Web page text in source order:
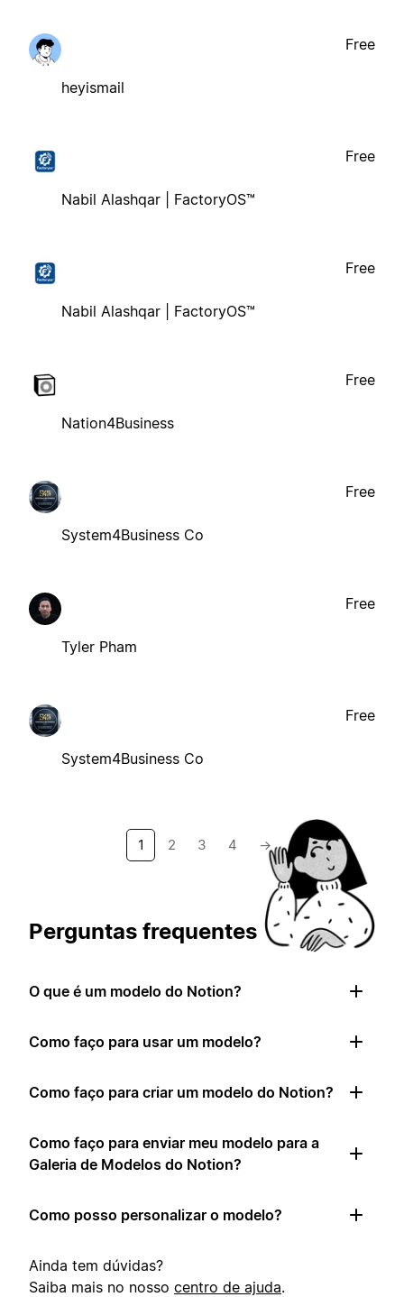
heyismail
Free
Nabil Alashqar | FactoryOS™
Free
Nabil Alashqar | FactoryOS™
Free
Nation4Business
Free
System4Business Co
Free
Tyler Pham
Free
System4Business Co
Free
1 2 3 4 →
Perguntas frequentes
O que é um modelo do Notion?
Como faço para usar um modelo?
Como faço para criar um modelo do Notion?
Como faço para enviar meu modelo para a
Galeria de Modelos do Notion?
Como posso personalizar o modelo?
Ainda tem dúvidas?
Saiba mais no nosso centro de ajuda.